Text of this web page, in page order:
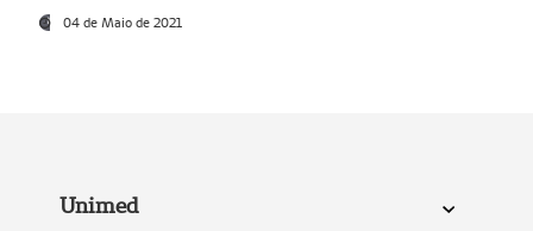
04 de Maio de 2021
Unimed